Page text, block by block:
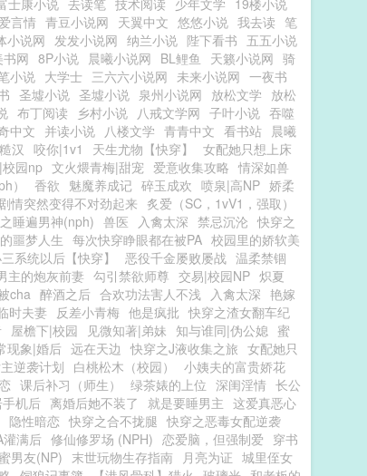
士康小说 去读笔 技术阅读 少年文学 19楼小说
言情 青豆小说网 天翼中文 悠悠小说 我去读 笔
小说网 发发小说网 纳兰小说 陛下看书 五五小说
书网 8P小说 晨曦小说网 BL鲤鱼 天籁小说网 骑
小说 大学士 三六六小说网 未来小说网 一夜书
圣墟小说 圣墟小说 泉州小说网 放松文学 放松
布丁阅读 乡村小说 八戒文学网 子叶小说 吞噬
中文 并读小说 八楼文学 青青中文 看书站 晨曦
汉 咬你|1v1 天生尤物【快穿】
女配她只想上床
园np 文火煨青梅|甜宠 爱意收集攻略 情深如兽
） 香欲 魅魔养成记 碎玉成欢 喷泉|高NP 娇柔
情突然变得不对劲起来
炙爱（SC，1vV1，强取）
睡遍男神(nph) 兽医 入禽太深 禁忌沉沦 快穿之
噩梦人生 每次快穿睁眼都在被PA 校园里的娇软美
系统以后【快穿】 恶役千金屡败屡战 温柔禁锢
主的炮灰前妻 勾引禁欲师尊 交易|校园NP 炽夏
cha 醉酒之后 合欢功法害人不浅 入禽太深 艳嫁
时夫妻 反差小青梅 他是疯批 快穿之渣女翻车纪
屋檐下|校园 见微知著|弟妹 知与谁同|伪公媳 蜜
现象|婚后 远在天边 快穿之J液收集之旅 女配她只
逆袭计划 白桃松木（校园）
小姨夫的富贵娇花
课后补习（师生） 绿茶婊的上位 深闺淫情 长公
机后 离婚后她不装了 就是要睡男主 这爱真恶心
隐性暗恋 快穿之合不拢腿 快穿之恶毒女配逆袭
满后 修仙修罗场 (NPH) 恋爱脑，但强制爱 穿书
男友(NP) 末世玩物生存指南 月亮为证 城里侄女